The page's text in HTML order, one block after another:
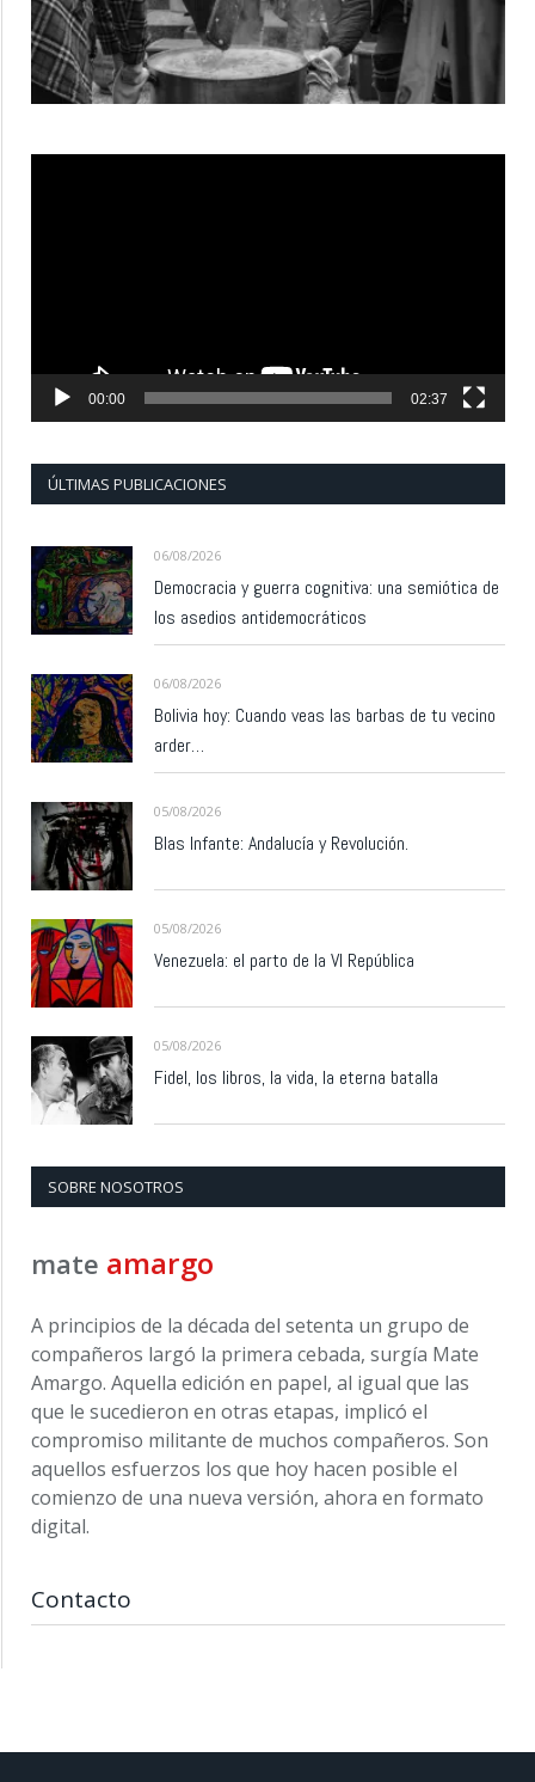
00:00 02:37
ÚLTIMAS PUBLICACIONES
06/08/2026
Democracia y guerra cognitiva: una semiótica de
los asedios antidemocráticos
06/08/2026
Bolivia hoy: Cuando veas las barbas de tu vecino
arder…
05/08/2026
Blas Infante: Andalucía y Revolución.
05/08/2026
Venezuela: el parto de la VI República
05/08/2026
Fidel, los libros, la vida, la eterna batalla
SOBRE NOSOTROS
mate amargo
A principios de la década del setenta un grupo de
compañeros largó la primera cebada, surgía Mate
Amargo. Aquella edición en papel, al igual que las
que le sucedieron en otras etapas, implicó el
compromiso militante de muchos compañeros. Son
aquellos esfuerzos los que hoy hacen posible el
comienzo de una nueva versión, ahora en formato
digital.
Contacto